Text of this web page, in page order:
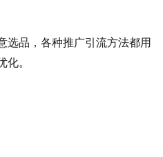
品，各种推广引流方法都用
。